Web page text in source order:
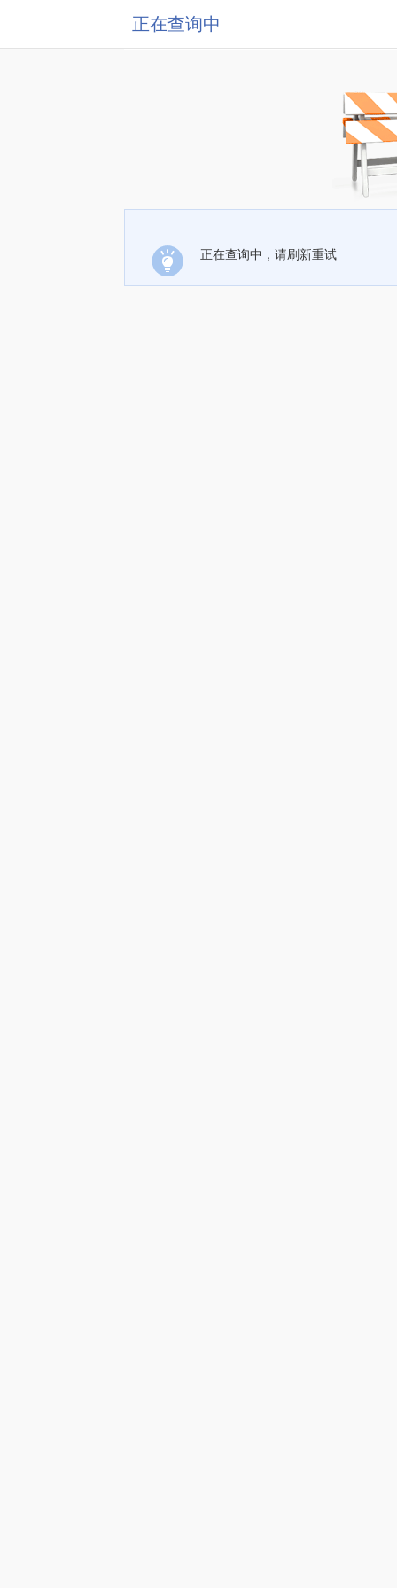
正在查询中
正在查询中，请刷新重试